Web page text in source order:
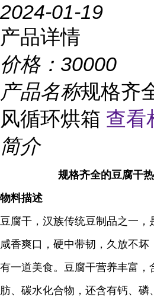
2024-01-19
产品详情
价格： 30000
产品名称规格齐
风循环烘箱 查看
简介
规格齐全的豆腐干
物料描述
豆腐干，汉族传统豆制品之一，
咸香爽口，硬中带韧，久放不
有一道美食。豆腐干营养丰富，
肪、碳水化合物，还含有钙、磷